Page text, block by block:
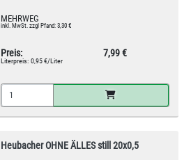
MEHRWEG
inkl. MwSt. zzgl Pfand: 3,30 €
Preis: 7,99 €
Literpreis: 0,95 €/Liter
Heubacher OHNE ÄLLES still 20x0,5